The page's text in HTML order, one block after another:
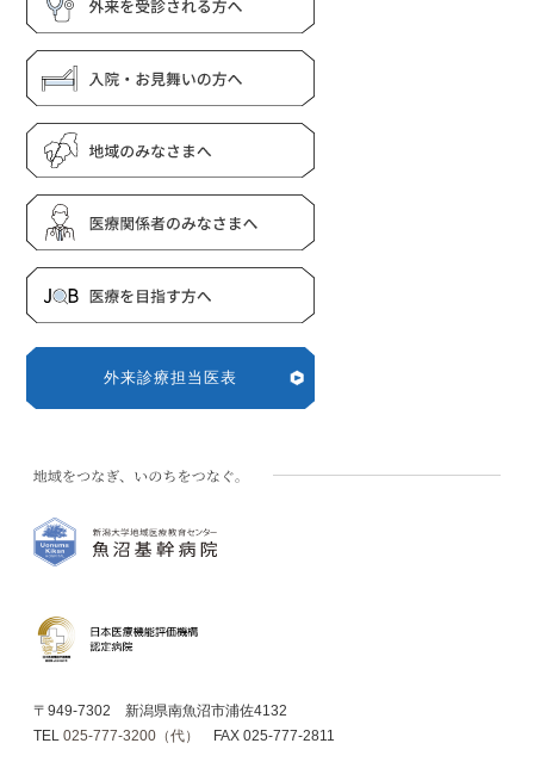
外来診療担当医表
〒949-7302 新潟県南魚沼市浦佐4132
TEL 025-777-3200（代） FAX 025-777-2811